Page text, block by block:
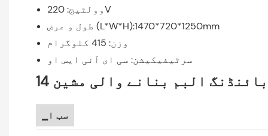
وولٹیج: 220V
طول و عرض (L*W*H):1470*720*1250mm
وزن: 415 کلوگرام
سرٹیفیکیشن: سی ای آئی ایس او
▁سب ا